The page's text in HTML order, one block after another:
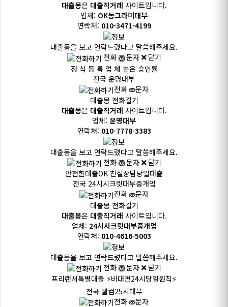
대출몽은 대출직거래 사이트입니다.
업체: OK동그라미대부
연락처: 010-3471-4199
대출몽을 보고 연락드렸다고 말씀해주세요.
전화
문자
닫기
정 식 등 록 업 체 높은 승인률
전국 운명대부
전화
문자
대출몽 전화걸기
대출몽은 대출직거래 사이트입니다.
업체: 운명대부
연락처: 010-7778-3383
대출몽을 보고 연락드렸다고 말씀해주세요.
전화
문자
닫기
안전한대출OK 친절상담당일대출
전국 24시시크릿대부중개업
전화
문자
대출몽 전화걸기
대출몽은 대출직거래 사이트입니다.
업체: 24시시크릿대부중개업
연락처: 010-4616-5003
대출몽을 보고 연락드렸다고 말씀해주세요.
전화
문자
닫기
프리랜서특별대출 ⚡비대면24시당일원칙⚡
전국 웰컴25시대부
전화
문자